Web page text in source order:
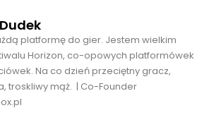
platformę do gier. Jestem wielkim
Horizon, co-opowych platformówek
Na co dzień przeciętny gracz,
troskliwy mąż. | Co-Founder